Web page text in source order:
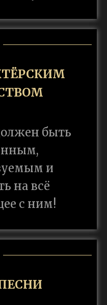
быть
и
на всё
с ним!